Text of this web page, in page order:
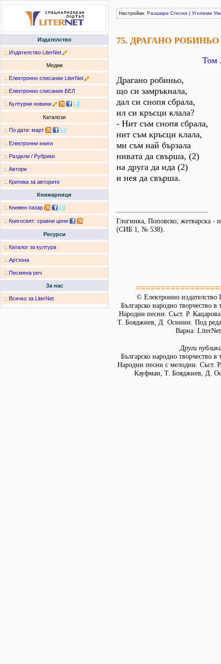
Издателство
:. Издателство LiterNet
Медии
:. Електронно списание LiterNet
:. Електронно списание БЕЛ
:. Културни новини
Каталози
:. По дати: март
:. Електронни книги
:. Раздели / Рубрики
:. Автори
:. Критика за авторите
Книжарници
:. Книжен пазар
:. Книгосвят: сравни цени
Ресурси
:. Каталог за култура
:. Артзона
:. Писмена реч
За нас
:. Всичко за LiterNet
Настройки: Разшири Стесни | Уголеми
75. ДРАГАНО РОБИНЬО
Том
Драгано робиньо,
що си замръкнала,
дал си снопя сбрала,
ил си кръсци клала?
- Нит съм снопя сбрала,
нит съм кръсци клала,
ми съм най бързала
нивата да свърша, (2)
на друга да ида (2)
и нея да свърша.
Глогинка, Поповско; жетварска -
(СИБ 1, № 538).
© Електронно издателство
Българско народно творчество в
Народни песни. Съст. Р.
Т. Бояджиев, Д. Осинин. Под
Варна:
Други
Българско народно творчество в
Народни песни с мелодии. Съст.
Кауфман, Т. Бояджиев, Д.